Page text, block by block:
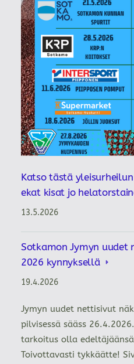
Katso tästä
ekat kisat jo
13.5.2026
Sotkamon Jymyn uudet
2026 kynnyksellä
19.4.2026
Jymyn uudet nettisivut
pilvisessä sääss
tarkoitus olla
Toivottavasti tykkäätte!